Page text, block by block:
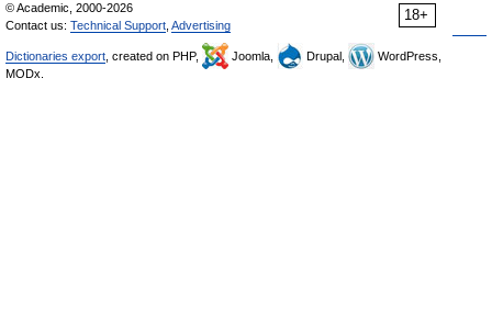
18+
© Academic, 2000-2026
Contact us: Technical Support Advertising
Dictionaries export , created on PHP, Joomla, Drupal,
WordPress,
MODx.